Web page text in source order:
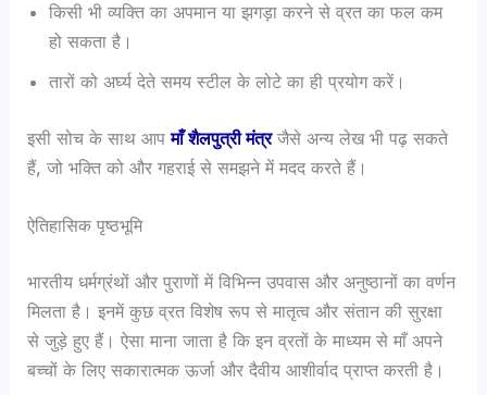
किसी भी व्यक्ति का अपमान या झगड़ा करने से व्रत का फल कम
हो सकता है।
तारों को अर्घ्य देते समय स्टील के लोटे का ही प्रयोग करें।
इसी सोच के साथ आपमाँ शैलपुत्री मंत्रजैसे अन्य लेख भी पढ़ सकते
हैं, जो भक्ति को और गहराई से समझने में मदद करते हैं।
ऐतिहासिक पृष्ठभूमि
भारतीय धर्मग्रंथों और पुराणों में विभिन्न उपवास और अनुष्ठानों का वर्णन
मिलता है। इनमें कुछ व्रत विशेष रूप से मातृत्व और संतान की सुरक्षा
से जुड़े हुए हैं। ऐसा माना जाता है कि इन व्रतों के माध्यम से माँ अपने
बच्चों के लिए सकारात्मक ऊर्जा और दैवीय आशीर्वाद प्राप्त करती है।